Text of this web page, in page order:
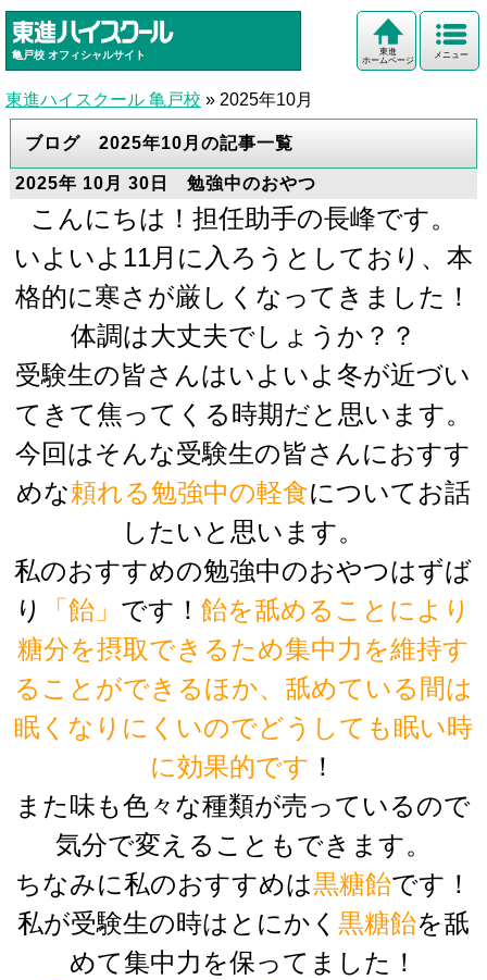
亀戸校 オフィシャルサイト メニュー
東進
ホームページ
東進ハイスクール 亀戸校 » 2025年10月
ブログ 2025年10月の記事一覧
2025年 10月 30日 勉強中のおやつ
こんにちは！担任助手の長峰です。
いよいよ11月に入ろうとしており、本
格的に寒さが厳しくなってきました！
体調は大丈夫でしょうか？？
受験生の皆さんはいよいよ冬が近づい
てきて焦ってくる時期だと思います。
今回はそんな受験生の皆さんにおすす
めな頼れる勉強中の軽食についてお話
したいと思います。
私のおすすめの勉強中のおやつはずば
り
「飴」 です！飴を舐めることにより
糖分を摂取できるため集中力を維持す
ることができるほか、舐めている間は
眠くなりにくいのでどうしても眠い時
に効果的です ！
また味も色々な種類が売っているので
気分で変えることもできます。
ちなみに私のおすすめは黒糖飴です！
私が受験生の時はとにかく 黒糖飴を舐
めて集中力を保ってました！